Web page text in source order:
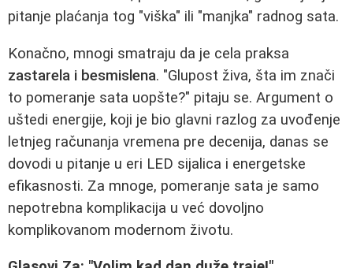
pitanje plaćanja tog "viška" ili "manjka" radnog sata.
Konačno, mnogi smatraju da je cela praksa
zastarela i besmislena. "Glupost živa, šta im znači
to pomeranje sata uopšte?" pitaju se. Argument o
uštedi energije, koji je bio glavni razlog za uvođenje
letnjeg računanja vremena pre decenija, danas se
dovodi u pitanje u eri LED sijalica i energetske
efikasnosti. Za mnoge, pomeranje sata je samo
nepotrebna komplikacija u već dovoljno
komplikovanom modernom životu.